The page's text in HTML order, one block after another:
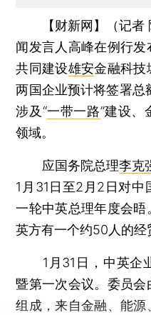
【财新网】（记者
闻发言人高峰在例行
共同建设雄安金融科技
两国企业预计将签署总
涉及“一带一路”建设、
领域。
应国务院总理李克
1月31日至2月2日对中
一轮中英总理年度会晤
英方有一个约50人的经
1月31日，中英企
暨第一次会议。委员
组成，来自金融、能